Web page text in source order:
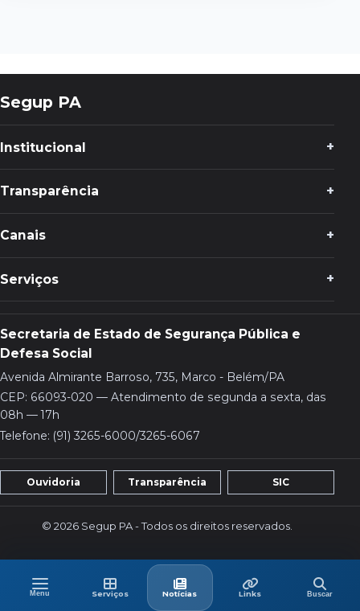
MenuMenu Serviços
ServiçosNotíciasÚltimas
LinksLinks
BuscarBuscar
Segup PA
Institucional
Transparência
Canais
Serviços
Secretaria de Estado de Segurança Pública e
Defesa Social
Avenida Almirante Barroso, 735, Marco - Belém/PA
CEP: 66093-020 — Atendimento de segunda a sexta, das
08h — 17h
Telefone: (91) 3265-6000/3265-6067
Ouvidoria Transparência SIC
© 2026 Segup PA - Todos os direitos reservados.